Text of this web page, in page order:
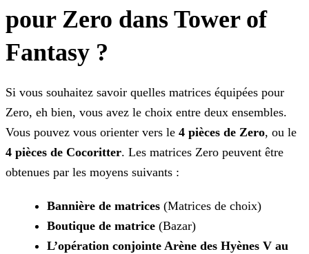
pour Zero dans Tower of
Fantasy ?
Si vous souhaitez savoir quelles matrices équipées pour
Zero, eh bien, vous avez le choix entre deux ensembles.
Vous pouvez vous orienter vers le 4 pièces de Zero, ou le
4 pièces de Cocoritter. Les matrices Zero peuvent être
obtenues par les moyens suivants :
Bannière de matrices (Matrices de choix)
Boutique de matrice (Bazar)
L’opération conjointe Arène des Hyènes V au